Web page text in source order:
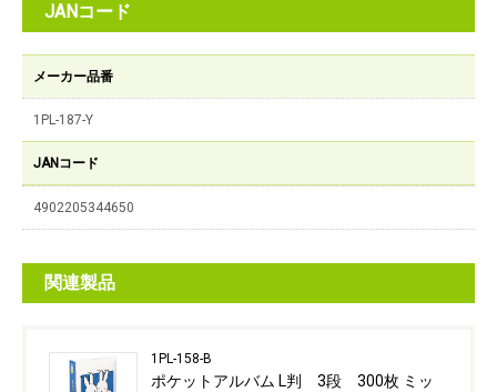
JANコード
メーカー品番
1PL-187-Y
JANコード
4902205344650
関連製品
1PL-158-B
ポケットアルバム L判 3段 300枚 ミッ